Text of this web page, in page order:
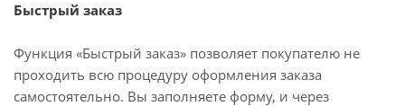
Быстрый заказ
Функция «Быстрый заказ» позволяет покупателю не
проходить всю процедуру оформления заказа
самостоятельно. Вы заполняете форму, и через